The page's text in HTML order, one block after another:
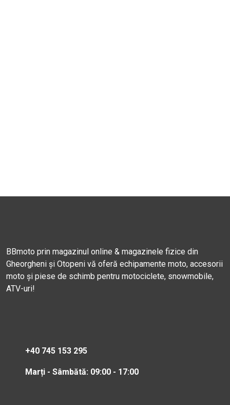
BBmoto prin magazinul online & magazinele fizice din
Gheorgheni și Otopeni vă oferă echipamente moto, accesorii
moto și piese de schimb pentru motociclete, snowmobile,
ATV-uri!
+40 745 153 295
Marți - Sâmbătă: 09:00 - 17:00